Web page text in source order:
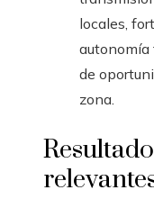
locales,
autonomía
de
zona.